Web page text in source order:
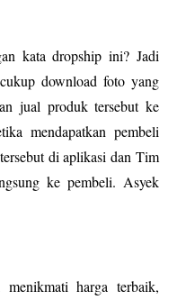
kata dropship ini? Jadi
download foto yang
jual produk tersebut ke
mendapatkan pembeli
di aplikasi dan Tim
ke pembeli. Asyek
harga terbaik,